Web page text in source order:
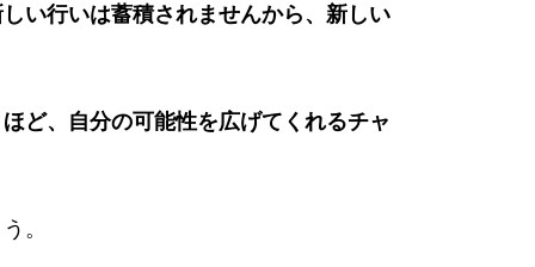
い行いは蓄積されませんから、新しい
ど、自分の可能性を広げてくれるチャ
。